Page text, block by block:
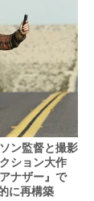
ン監督と撮影
ション大作
ナザー』で
に再構築